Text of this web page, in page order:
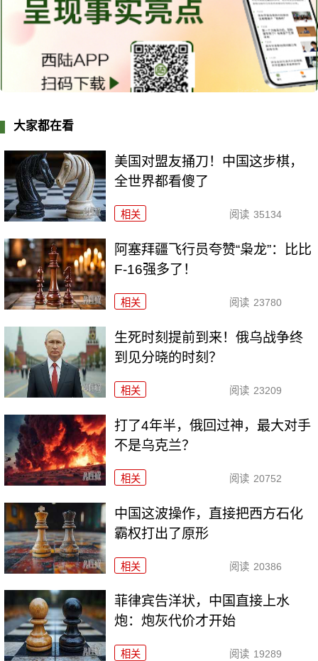
大家都在看
美国对盟友捅刀！中国这步棋，
全世界都看傻了
相关 阅读 35134
阿塞拜疆飞行员夸赞“枭龙”：比比
F-16强多了！
相关 阅读 23780
生死时刻提前到来！俄乌战争终
到见分晓的时刻？
相关 阅读 23209
打了4年半，俄回过神，最大对手
不是乌克兰？
相关 阅读 20752
中国这波操作，直接把西方石化
霸权打出了原形
相关 阅读 20386
菲律宾告洋状，中国直接上水
炮：炮灰代价才开始
相关 阅读 19289